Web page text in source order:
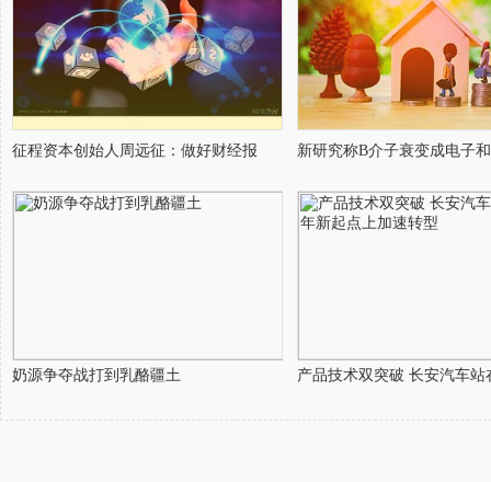
征程资本创始人周远征：做好财经报 新研究称B介子衰变成电子
奶源争夺战打到乳酪疆土 产品技术双突破 长安汽车站